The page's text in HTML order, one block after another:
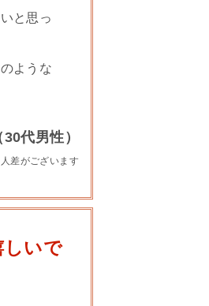
と思っ
ような
代男性）
差がございます
しいで